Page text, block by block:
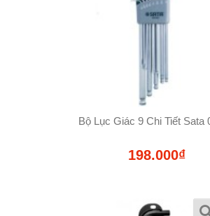
Bộ Lục Giác 9 Chi Tiết Sata
198.000₫